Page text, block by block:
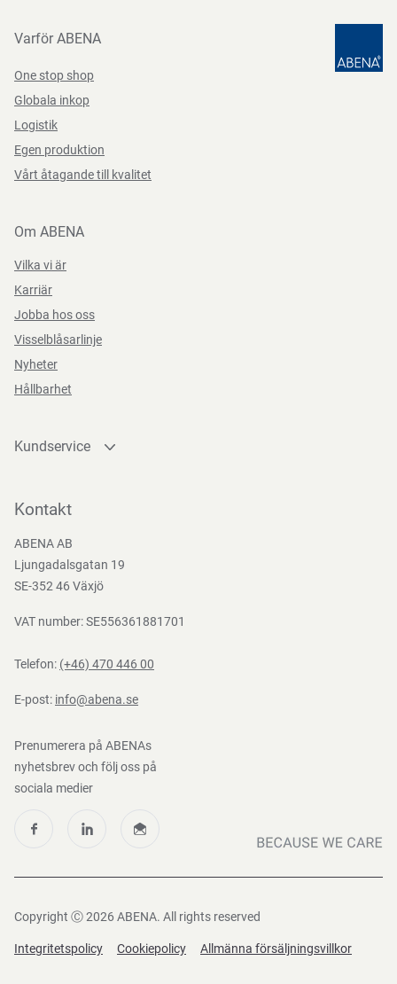
Varför ABENA
One stop shop
Globala inkop
Logistik
Egen produktion
Vårt åtagande till kvalitet
Om ABENA
Vilka vi är
Karriär
Jobba hos oss
Visselblåsarlinje
Nyheter
Hållbarhet
Kundservice
Bli kund
Nedladdningar
Kontakt
ABENA AB
Ljungadalsgatan 19
SE-352 46 Växjö
VAT number: SE556361881701
Telefon: (+46) 470 446 00
E-post: info@abena.se
Prenumerera på ABENAs
nyhetsbrev och följ oss på
sociala medier
Copyright Ⓒ 2026 ABENA. All rights reserved
Integritetspolicy Cookiepolicy Allmänna försäljningsvillkor